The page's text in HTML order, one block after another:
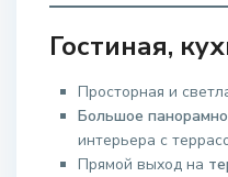
Гостиная,
Просторная и
Большое
интерьера с
Прямой выход на